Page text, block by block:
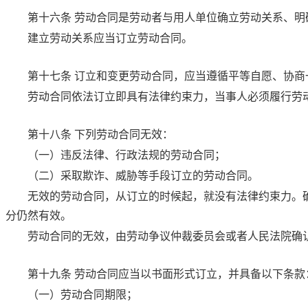
第十六条 劳动合同是劳动者与用人单位确立劳动关系、
建立劳动关系应当订立劳动合同。
第十七条 订立和变更劳动合同，应当遵循平等自愿、协
劳动合同依法订立即具有法律约束力，当事人必须履行劳
第十八条 下列劳动合同无效：
（一）违反法律、行政法规的劳动合同；
（二）采取欺诈、威胁等手段订立的劳动合同。
无效的劳动合同，从订立的时候起，就没有法律约束力
分仍然有效。
劳动合同的无效，由劳动争议仲裁委员会或者人民法院确
第十九条 劳动合同应当以书面形式订立，并具备以下条款
（一）劳动合同期限；